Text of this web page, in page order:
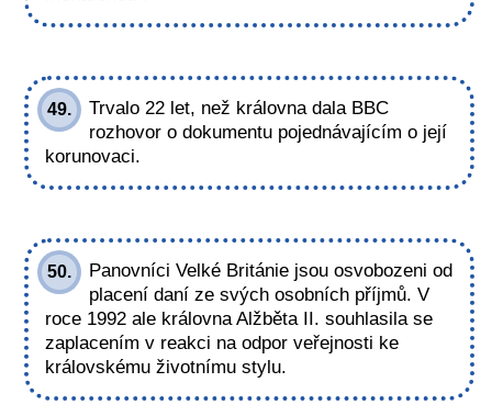
49.
Trvalo 22 let, než královna dala BBC
rozhovor o dokumentu pojednávajícím o její
korunovaci.
50.
Panovníci Velké Británie jsou osvobozeni od
placení daní ze svých osobních příjmů. V
roce 1992 ale královna Alžběta II. souhlasila se
zaplacením v reakci na odpor veřejnosti ke
královskému životnímu stylu.